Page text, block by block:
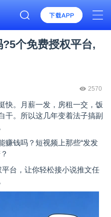
个免费授权平台,
2570
快。月薪一发，房租一交，饭
。所以这几年变着法子搞副
赚钱吗？短视频上那些“发发
台，让你轻松接小说推文任